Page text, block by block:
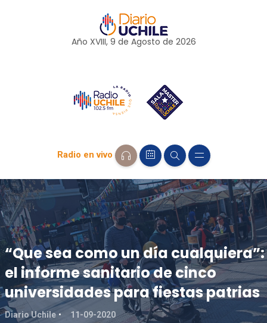
Año XVIII, 9 de Agosto de 2026
Radio en vivo
“Que sea como un día cualquiera”:
el informe sanitario de cinco
universidades para fiestas patrias
Diario Uchile 11-09-2020